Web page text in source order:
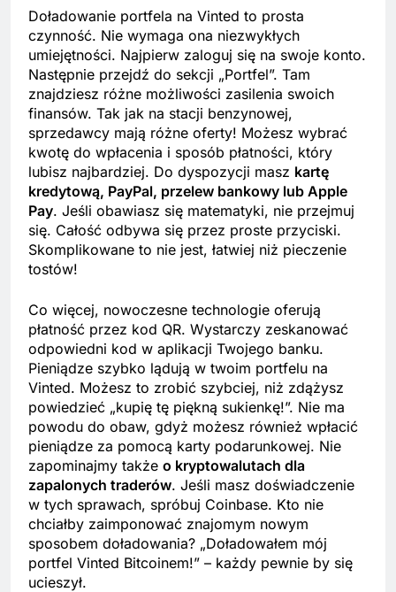
Doładowanie portfela na Vinted to prosta
czynność. Nie wymaga ona niezwykłych
umiejętności. Najpierw zaloguj się na swoje konto.
Następnie przejdź do sekcji „Portfel”. Tam
znajdziesz różne możliwości zasilenia swoich
finansów. Tak jak na stacji benzynowej,
sprzedawcy mają różne oferty! Możesz wybrać
kwotę do wpłacenia i sposób płatności, który
lubisz najbardziej. Do dyspozycji masz kartę
kredytową, PayPal, przelew bankowy lub Apple
Pay. Jeśli obawiasz się matematyki, nie przejmuj
się. Całość odbywa się przez proste przyciski.
Skomplikowane to nie jest, łatwiej niż pieczenie
tostów!
Co więcej, nowoczesne technologie oferują
płatność przez kod QR. Wystarczy zeskanować
odpowiedni kod w aplikacji Twojego banku.
Pieniądze szybko lądują w twoim portfelu na
Vinted. Możesz to zrobić szybciej, niż zdążysz
powiedzieć „kupię tę piękną sukienkę!”. Nie ma
powodu do obaw, gdyż możesz również wpłacić
pieniądze za pomocą karty podarunkowej. Nie
zapominajmy także o kryptowalutach dla
zapalonych traderów. Jeśli masz doświadczenie
w tych sprawach, spróbuj Coinbase. Kto nie
chciałby zaimponować znajomym nowym
sposobem doładowania? „Doładowałem mój
portfel Vinted Bitcoinem!” – każdy pewnie by się
ucieszył.